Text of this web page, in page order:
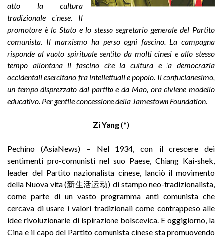
atto la cultura
tradizionale cinese. Il
promotore è lo Stato e lo stesso segretario generale del Partito
comunista. Il marxismo ha perso ogni fascino. La campagna
risponde al vuoto spirituale sentito da molti cinesi e allo stesso
tempo allontana il fascino che la cultura e la democrazia
occidentali esercitano fra intellettuali e popolo. Il confucianesimo,
un tempo disprezzato dal partito e da Mao, ora diviene modello
educativo. Per gentile concessione della Jamestown Foundation.
Zi Yang(*)
Pechino (AsiaNews) – Nel 1934, con il crescere dei
sentimenti pro-comunisti nel suo Paese, Chiang Kai-shek,
leader del Partito nazionalista cinese, lanciò il movimento
della Nuova vita (新生活运动), di stampo neo-tradizionalista,
come parte di un vasto programma anti comunista che
cercava di usare i valori tradizionali come contrappeso alle
idee rivoluzionarie di ispirazione bolscevica. E oggigiorno, la
Cina e il capo del Partito comunista cinese sta promuovendo